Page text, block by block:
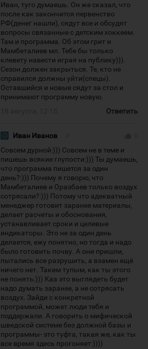
Иван, туго думаешь. Он же сказал, что
после как закончится первенство
РФ(денег нашли), сядут все и обсудят
вопросы связанные с детским хоккеем.
Там и программа. Об этом грит и
Мамбеталиев мл. Тебе бы только
клевету навести играя на публику))).
Сезон должен закрыться. Те, кто не
справился должны уйти(спецы).
Оставшийся и новые сядут за стол и
принимают программу новую.
Ответить
Иван Иванов
Совсем дурной:))) Совсем не в теме и
пишешь всякие глупости:))) Ты думаешь,
что программа пишется за один
день?:))) Почему я говорю, что
Мамбеталиев и Оразбаев только воздух
сотрясали?:))) Потому что адекватный
менеджер готовит заранее материалы,
делает расчеты и обоснования,
устанавливает сроки и целевые
индикаторы. Это не за один день
делается, ежу понятно, но тогда и надо
было готовить почву. А они пришли,
пытались все разрушить, а взамен ещё
ничего нет. Таким тупым, как ты этого
не понять:))) Каа это выглядеть будет
надо думать заранее, а не сотрясать
воздух. Зайди с конкретной
программой, может люди тебя и
поддержали. А говорить о мифической
шведской системе без должной базы и
программы- это туфта, такая же, как ты
все время здесь прогоняет:))))